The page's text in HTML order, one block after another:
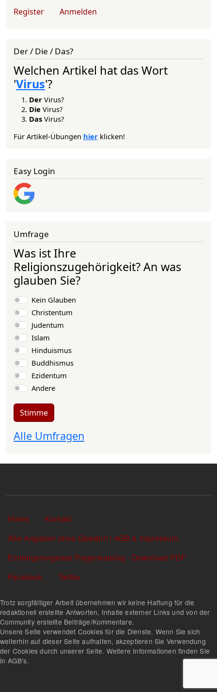
User account menu
Register Anmelden
Der / Die / Das?
Welchen Artikel hat das Wort
'Virus'?
Der Virus?
Die Virus?
Das Virus?
Für Artikel-Übungen hier klicken!
Easy Login
Umfrage
Was ist Ihre
Religionszugehörigkeit? An was
glauben Sie?
Auswahlmöglichkeiten
Kein Glauben
Christentum
Judentum
Islam
Hinduismus
Buddhismus
Ezidentum
Andere
Stimme
Alle Umfragen
Sekundärlinks
Home
Kontakt
Alle Angaben ohne Gewähr! | AGB & Impressum
Einbürgerungstest Fragenkatalog - Download PDF
Facebook
Twitter
Trotz sorgfältiger Arbeit übernehmen wir keine Haftung für die
redaktionell erstellte Antworten, Inhalte externer Links und von der
Community erstellte Beiträge/Kommentare.
Unsere Seite verwendet Cookies für die Dienste. Wenn Sie sich
weiterhin auf dieser Seite aufhalten, akzeptieren Sie Verwendung
der Cookies durch unserer Seite. Weitere Informationen finden Sie
in AGB's.